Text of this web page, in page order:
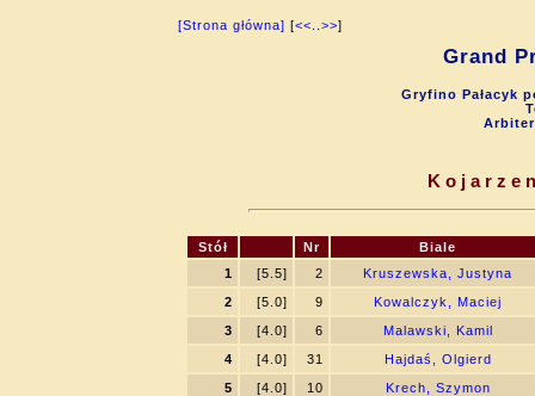
[Strona główna] [<< >>]
Grand
Gryfino Pałacyk
Stół Nr
Biale
1
[5.5] 2
Kruszewska, Justyna
2
[5.0] 9
Kowalczyk, Maciej
3
[4.0] 6
Malawski, Kamil
4
[4.0] 31
Hajdaś, Olgierd
5
[4.0] 10
Krech, Szymon